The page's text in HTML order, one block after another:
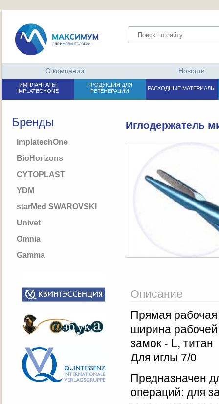
О компании Новости
ИМПЛАНТАТЫ
IMPLATECHONE
ПРОДУКЦИЯ ДЛЯ
РЕГЕНЕРАЦИИ
РАСХОДНЫЕ МАТЕРИАЛЫ
Бренды
ImplatechOne
BioHorizons
CYTOPLAST
YDM
starMed SWAROVSKI
Univet
Omnia
Gamma
Иглодержатель
Описание
Прямая
ширина
замок - L, титан
Для иглы 7/0
Предназначен
операций: для